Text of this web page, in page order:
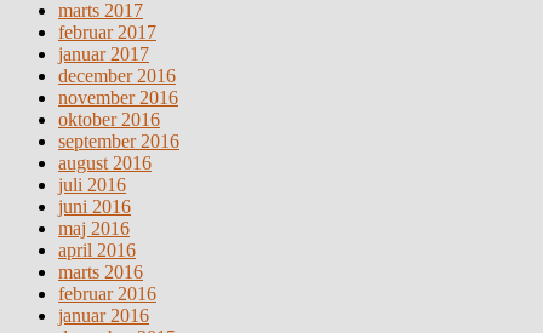
marts 2017
februar 2017
januar 2017
december 2016
november 2016
oktober 2016
september 2016
august 2016
juli 2016
juni 2016
maj 2016
april 2016
marts 2016
februar 2016
januar 2016